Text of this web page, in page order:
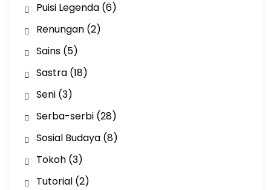
Puisi Legenda(6)
Renungan(2)
Sains(5)
Sastra(18)
Seni(3)
Serba-serbi(28)
Sosial Budaya(8)
Tokoh(3)
Tutorial(2)